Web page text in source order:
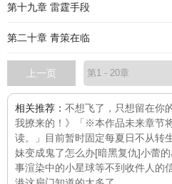
第十九章 雷霆手段
第二十章 青策在临
上一页
相关推荐： 不想飞了，只想留在你
我撩来的！》「※本作品未来章节
读。」目前暂时固定每夏日不从转
妹变成鬼了怎么办[暗黑复仇]小蕾
事渲染中的小星球等不到收件人的